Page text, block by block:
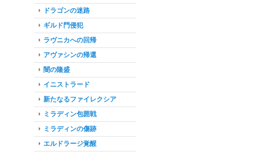
ドラゴンの迷路
ギルド門侵犯
ラヴニカへの回帰
アヴァシンの帰還
闇の隆盛
イニストラード
新たなるファイレクシア
ミラディン包囲戦
ミラディンの傷跡
エルドラージ覚醒